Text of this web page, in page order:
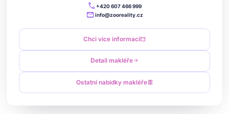
call +420 607 466 999
mail info@zooreality.cz
Chci více informacímail
Detail makléřearrow_forward
Ostatní nabídky makléřegrid_view